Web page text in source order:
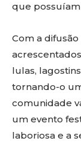
que
Com a
lulas,
tornando-o
comunidade
um evento
laboriosa e a